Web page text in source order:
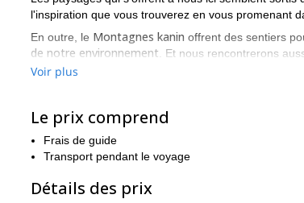
l'inspiration que vous trouverez en vous promenant
En outre, le Montagnes kanin offrent des sentiers
de notre environnement . Et nous rencontrerons
importe ce que vous recherchez,
utilisant une remontée mécanique
voyage.
En raison de leur
programmes d'hiver même en mai
l'été a son propre charme
véritable plaisir de s'y promener pendant l'été.
Voir plus
Le prix comprend
Frais de guide
Transport pendant le voyage
Détails des prix